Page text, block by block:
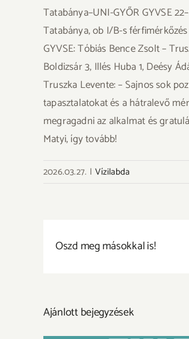
Tatabánya–UNI-GYŐR GYVSE
Tatabánya, ob I/B-s férfimérkőzés
GYVSE: Tóbiás Bence Zsolt –
Boldizsár 3, Illés Huba 1, Deésy
Truszka Levente: – Sajnos sok
tapasztalatokat és a hátralevő
megragadni az alkalmat és
Matyi, így tovább!
2026.03.27. | Vízilabda
Oszd meg másokkal is!
Ajánlott bejegyzések